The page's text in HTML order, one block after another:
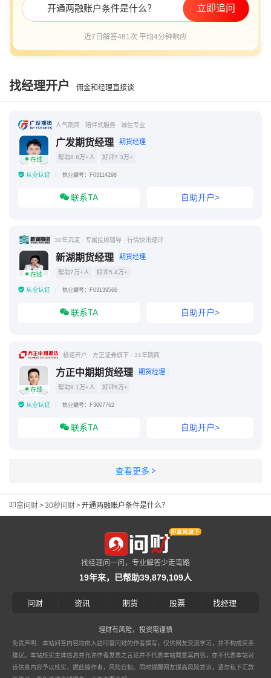
开通两融账户条件是什么？ 立即追问
近7日解答481次 平均4分钟响应
找经理开户 佣金和经理直接谈
人气期商 · 陪伴式服务 · 诚信专业
在线
广发期货经理 期货经理
帮助8.8万+人 好评7.3万+
从业认证 执业编号：F03114298
联系TA 自助开户>
30年沉淀 · 专属投顾辅导 · 行情快讯速评
在线
新湖期货经理 期货经理
帮助7万+人 好评5.4万+
从业认证 执业编号：F03139566
联系TA 自助开户>
极速开户 · 方正证券旗下 · 31年期商
在线
方正中期期货经理 期货经理
帮助9.1万+人 好评6万+
从业认证 执业编号：F3007762
联系TA 自助开户>
查看更多
叩富问财>30秒问财>开通两融账户条件是什么？
找经理问一问，专业解答少走弯路
19年来，已帮助39,879,109人
问财 资讯 期货 股票 找经理
理财有风险，投资需谨慎
免责声明：本站问答内容均由入驻叩富问财的作者撰写，仅供网友交流学习，并不构成买卖
建议。本站核实主体信息并允许作者发表之言论并不代表本站同意其内容，亦不代表本站对
该信息内容予以核实，据此操作者，风险自担。同时提醒网友提高风险意识，请勿私下汇款